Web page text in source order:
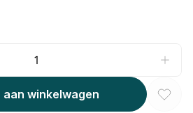
aan winkelwagen